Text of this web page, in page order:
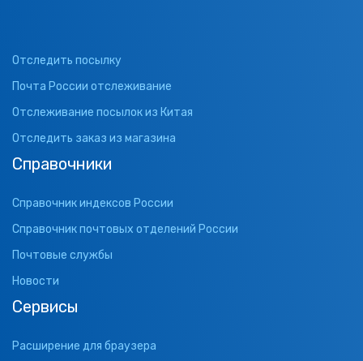
Отследить посылку
Почта России отслеживание
Отслеживание посылок из Китая
Отследить заказ из магазина
Справочники
Справочник индексов России
Справочник почтовых отделений России
Почтовые службы
Новости
Сервисы
Расширение для браузера